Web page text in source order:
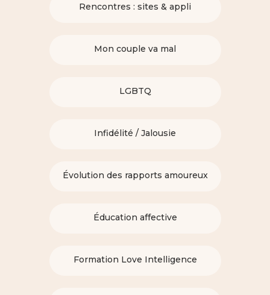
Rencontres : sites & appli
Mon couple va mal
LGBTQ
Infidélité / Jalousie
Évolution des rapports amoureux
Éducation affective
Formation Love Intelligence